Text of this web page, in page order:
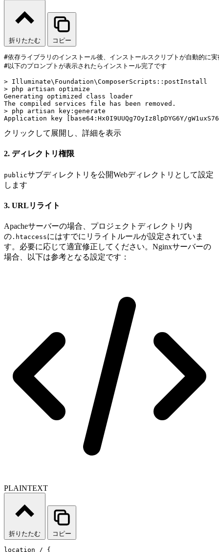
折りたたむ コピー
#依存ライブラリのインストール後、インストールスクリプトが自動的に
#以下のプロンプトが表示されたらインストール完了です
> Illuminate\Foundation\ComposerScripts::postInstall
> php artisan optimize
Generating optimized class loader
The compiled services file has been removed.
> php artisan key:generate
Application key [base64:Hx0I9UUQg7OyIz8lpDYG6Y/
クリックして展開し、詳細を表示
2. ディレクトリ権限
publicサブディレクトリを公開Webディレクトリとして設定
します
3. URLリライト
Apacheサーバーの場合、プロジェクトディレクトリ内
の .htaccessにはすでにリライトルールが設定されていま
す。必要に応じて適宜修正してください。Nginxサーバーの
場合、以下は参考となる設定です：
PLAINTEXT
折りたたむ コピー
location / {